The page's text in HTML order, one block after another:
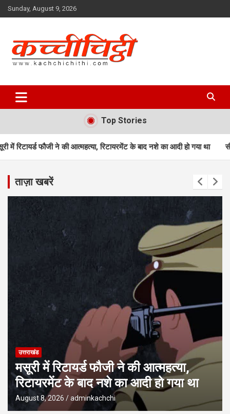
Skip
to
Sunday, August 9, 2026
Kachchichithi
Top Stories
आत्महत्या, रिटायरमेंट के बाद नशे का आदी हो गया था सीएम धामी करेंगे 3 लाख
ताज़ा खबरें
उत्तराखंड
मसूरी में रिटायर्ड फौजी ने की आत्महत्या,
रिटायरमेंट के बाद नशे का आदी हो गया था
August 8, 2026 adminkachchi